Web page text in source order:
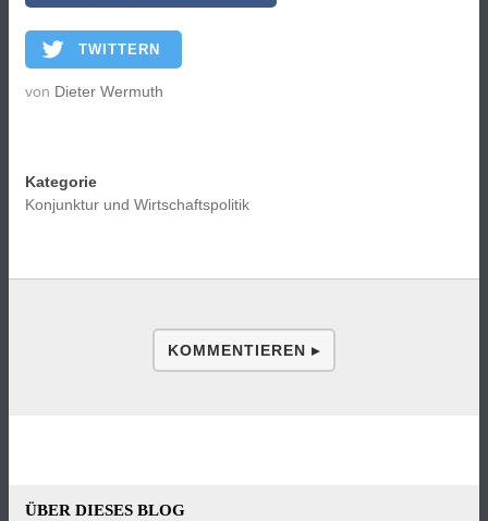
TWITTERN
von Dieter Wermuth
Kategorie
Konjunktur und Wirtschaftspolitik
KOMMENTIEREN ▸
ÜBER DIESES BLOG